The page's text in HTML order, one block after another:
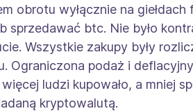
obrotu wyłącznie na
sprzedawać btc. Nie było
Wszystkie zakupy były
Ograniczona podaż i
ludzi kupowało, a mniej
kryptowalutą.